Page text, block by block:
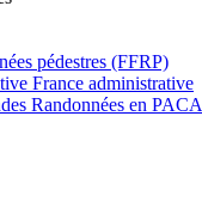
pédestres (FFRP)
France administrative
Randonnées en PACA